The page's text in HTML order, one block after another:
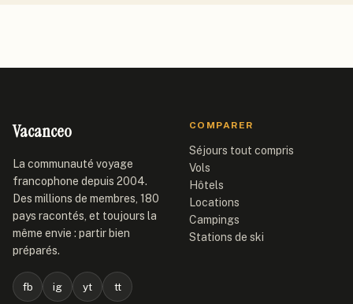
Vacanceo
La communauté voyage
francophone depuis 2004.
Des millions de membres, 180
pays racontés, et toujours la
même envie : partir bien
préparés.
fb ig yt tt
COMPARER
Séjours tout compris
Vols
Hôtels
Locations
Campings
Stations de ski